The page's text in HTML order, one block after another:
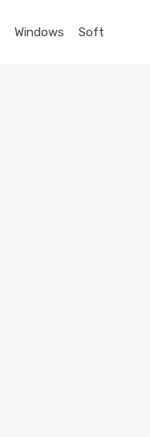
Windows Soft